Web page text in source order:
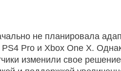
не планировала
Pro и Xbox One X.
изменили свое